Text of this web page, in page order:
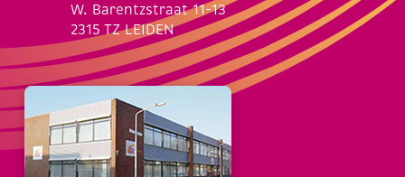
W. Barentzstraat 11-13
2315 TZ LEIDEN